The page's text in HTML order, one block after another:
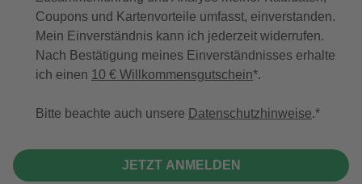
Coupons und Kartenvorteile umfasst, einverstanden.
Mein Einverständnis kann ich jederzeit widerrufen.
Nach Bestätigung meines Einverständnisses erhalte
ich einen 10 € Willkommensgutschein*.
Bitte beachte auch unsere Datenschutzhinweise.
JETZT ANMELDEN